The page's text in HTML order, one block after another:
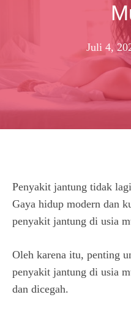
Juli 4,
Penyakit jantung tidak
Gaya hidup modern dan
penyakit jantung di usia
Oleh karena itu, penting
penyakit jantung di usia
dan dicegah.